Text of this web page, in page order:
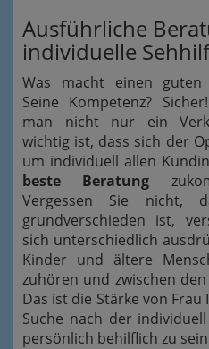
Ausführliche
individuelle
Was macht einen
Seine Kompetenz?
man nicht nur ein
wichtig ist, dass sich der
um individuell allen
beste Beratung
Vergessen Sie nicht,
grundverschieden ist,
sich unterschiedlich
Kinder und ältere
zuhören und zwischen
Das ist die Stärke von Frau
Suche nach der
persönlich behilflich zu